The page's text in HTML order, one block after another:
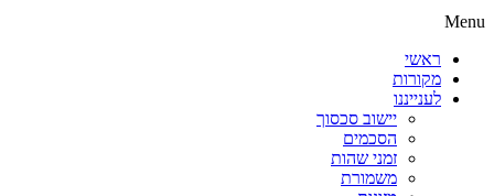
Menu
ראשי
מקורות
לענייננו
יישוב סכסוך
הסכמים
זמני שהות
משמורת